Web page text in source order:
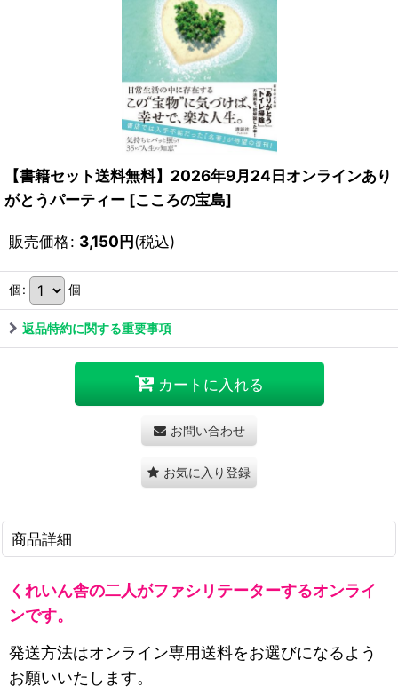
【書籍セット送料無料】2026年9月24日オンラインあり
がとうパーティー [こころの宝島]
販売価格: 3,150円(税込)
個: 個
返品特約に関する重要事項
カートに入れる
お問い合わせ
お気に入り登録
商品詳細
くれいん舎の二人がファシリテーターするオンライ
ンです。
発送方法はオンライン専用送料をお選びになるよう
お願いいたします。